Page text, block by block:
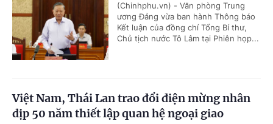
(Chinhphu.vn) - Văn phòng Trung
ương Đảng vừa ban hành Thông báo
Kết luận của đồng chí Tổng Bí thư,
Chủ tịch nước Tô Lâm tại Phiên họp...
Việt Nam, Thái Lan trao đổi điện mừng nhân
dịp 50 năm thiết lập quan hệ ngoại giao